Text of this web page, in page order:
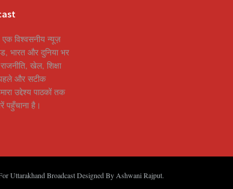
एक विश्वसनीय न्यूज़
भारत और दुनिया भर
खेल, शिक्षा
और सटीक
उद्देश्य पाठकों तक
पहुँचाना है।
Uttarakhand Broadcast Designed By Ashwani Rajput.